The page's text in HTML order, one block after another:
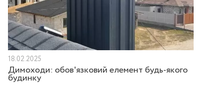
18.02.2025
Димоходи: обов'язковий елемент будь-якого
будинку